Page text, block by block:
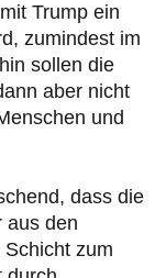
Trump ein
zumindest im
sollen die
aber nicht
und
dass die
aus den
zum